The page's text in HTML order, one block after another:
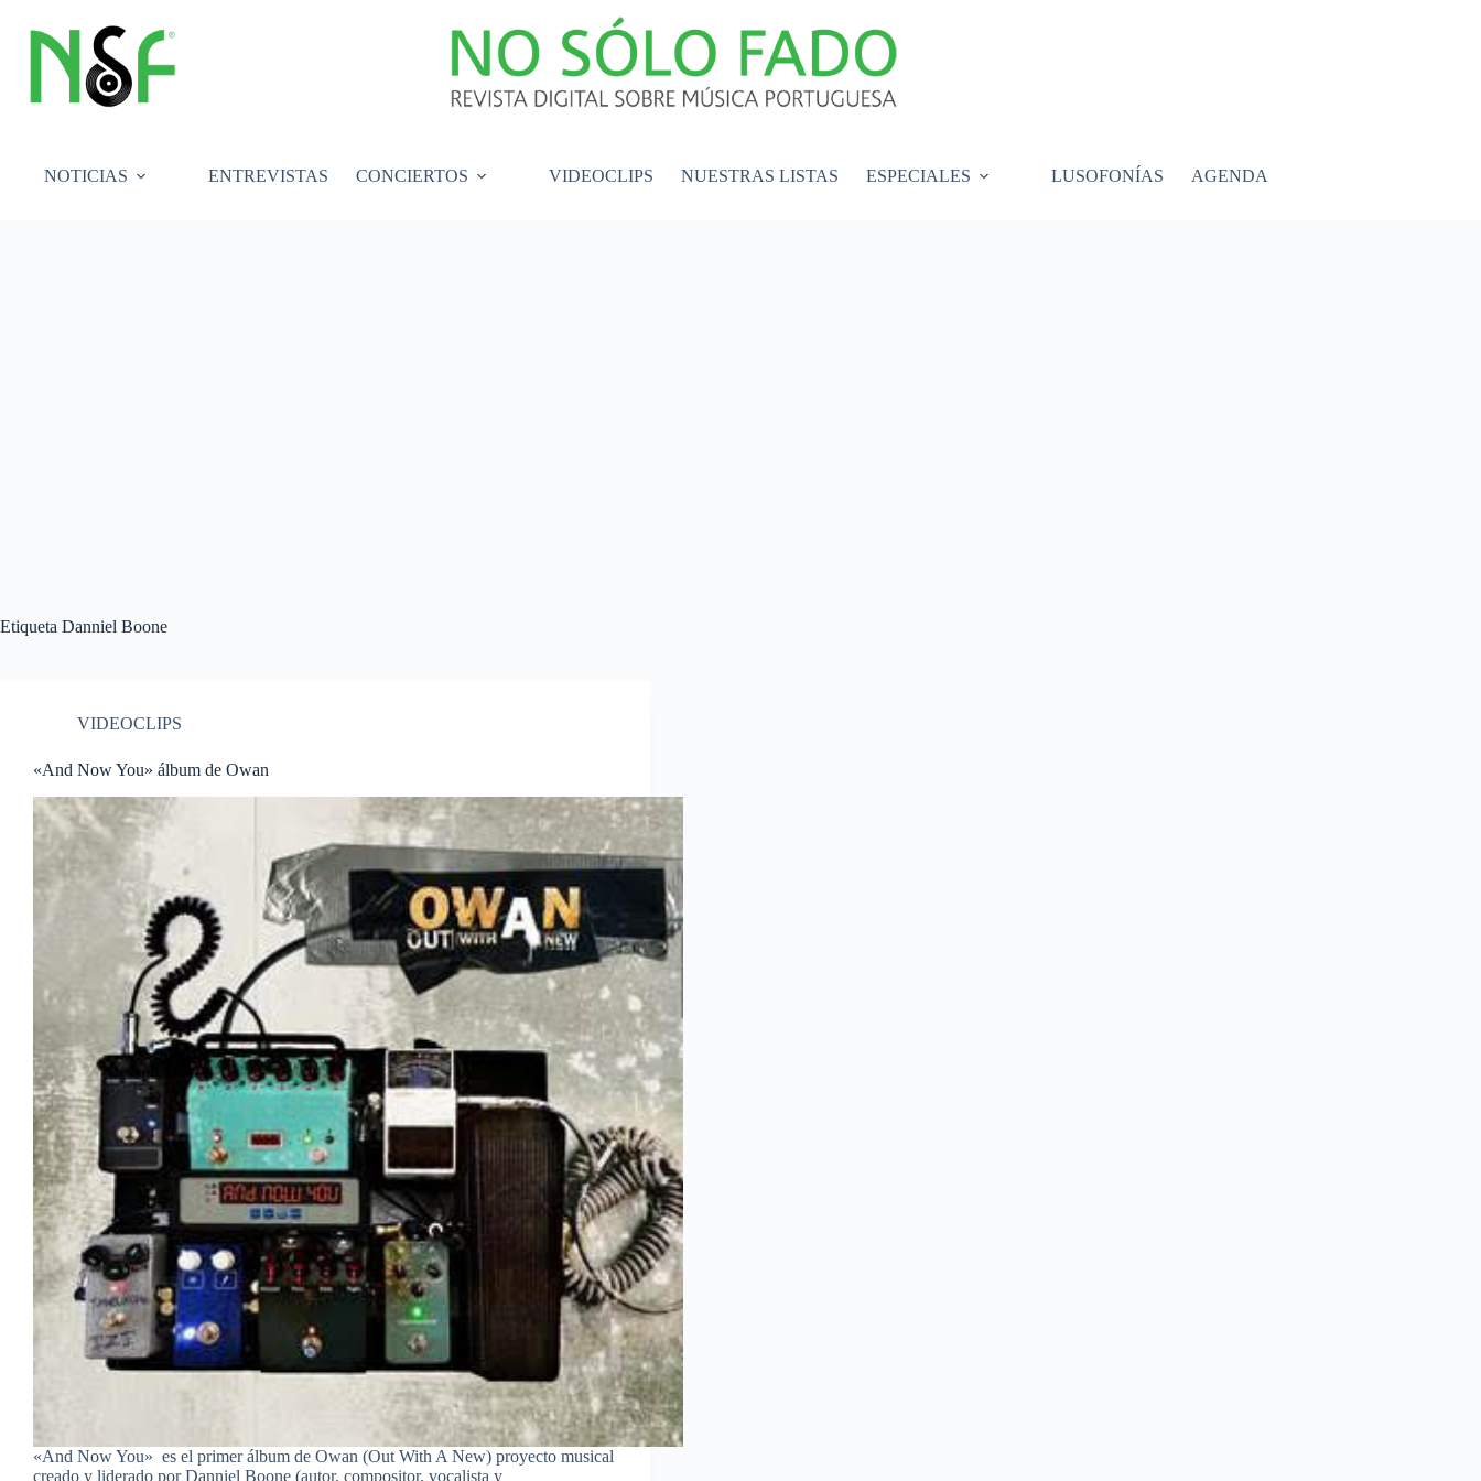
contenido
NOTICIAS ENTREVISTAS CONCIERTOS VIDEOCLIPS NUESTRAS LISTAS ESPECIALES LUSOFONÍAS AGENDA
Etiqueta Danniel Boone
VIDEOCLIPS
«And Now You» álbum de Owan
«And Now You» es el primer álbum de Owan (Out With A New) proyecto musical
creado y liderado por Danniel Boone (autor, compositor, vocalista y